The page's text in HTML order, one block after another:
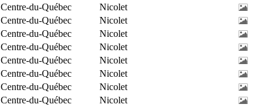
Centre-du-Québec
Nicolet
Centre-du-Québec
Nicolet
Centre-du-Québec
Nicolet
Centre-du-Québec
Nicolet
Centre-du-Québec
Nicolet
Centre-du-Québec
Nicolet
Centre-du-Québec
Nicolet
Centre-du-Québec
Nicolet